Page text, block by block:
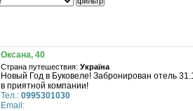
Оксана, 40
Страна путешествия: Україна
Новый Год в Буковеле! Забронирован отель
в приятной компании!
Тел.: 0995301030
Email: